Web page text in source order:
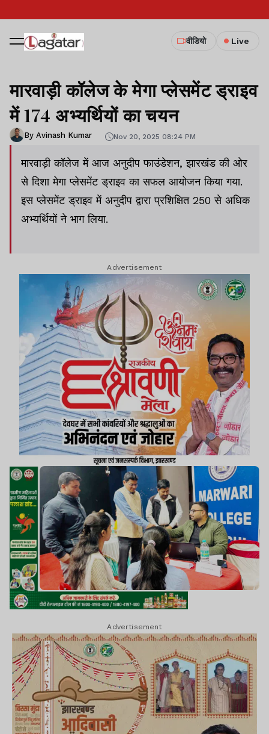
वीडियो Live
मारवाड़ी कॉलेज के मेगा प्लेसमेंट ड्राइव
में 174 अभ्यर्थियों का चयन
By Avinash Kumar Nov 20, 2025 08:24 PM
मारवाड़ी कॉलेज में आज अनुदीप फाउंडेशन, झारखंड की ओर
से दिशा मेगा प्लेसमेंट ड्राइव का सफल आयोजन किया गया.
इस प्लेसमेंट ड्राइव में अनुदीप द्वारा प्रशिक्षित 250 से अधिक
अभ्यर्थियों ने भाग लिया.
Advertisement
Advertisement